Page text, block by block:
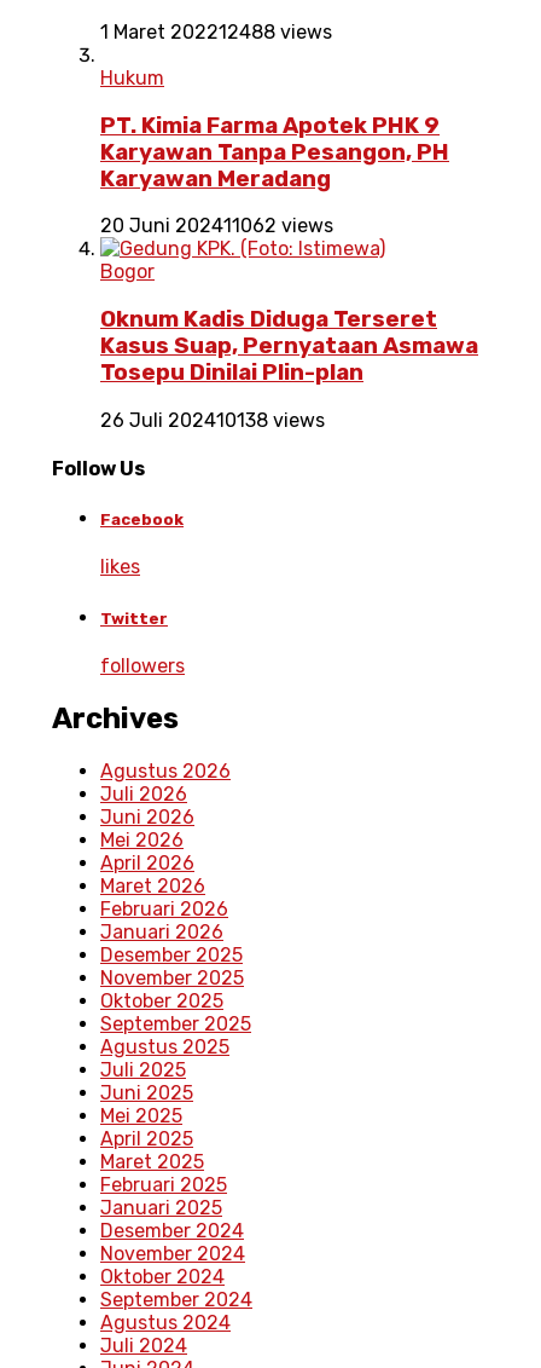
1 Maret 202212488 views
Hukum
PT. Kimia Farma Apotek PHK 9
Karyawan Tanpa Pesangon, PH
Karyawan Meradang
20 Juni 202411062 views
Bogor
Oknum Kadis Diduga Terseret
Kasus Suap, Pernyataan Asmawa
Tosepu Dinilai Plin-plan
26 Juli 202410138 views
Follow Us
Facebook
likes
Twitter
followers
Archives
Agustus 2026
Juli 2026
Juni 2026
Mei 2026
April 2026
Maret 2026
Februari 2026
Januari 2026
Desember 2025
November 2025
Oktober 2025
September 2025
Agustus 2025
Juli 2025
Juni 2025
Mei 2025
April 2025
Maret 2025
Februari 2025
Januari 2025
Desember 2024
November 2024
Oktober 2024
September 2024
Agustus 2024
Juli 2024